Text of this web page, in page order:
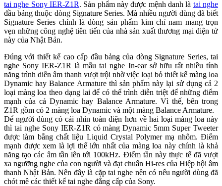
tai nghe Sony IER-Z1R. Sản phẩm này được mệnh danh là tai nghe
đầu bảng thuộc dòng Signature Series. Mà nhiều người dùng đã biết
Signature Series chính là dòng sản phẩm kim chỉ nam mang trọn
vẹn những công nghệ tiên tiến của nhà sản xuất thương mại điện tử
này của Nhật Bản.
Đúng với thiết kế cao cấp đầu bảng của dòng Signature Series, tai
nghe Sony IER-Z1R là mẫu tai nghe In-ear sở hữu rất nhiều tính
năng trình diễn âm thanh vượt trội nhờ việc loại bỏ thiết kế màng loa
Dynamic hay Balance Armature thì sản phẩm này lại sử dụng cả 2
loại màng loa theo dạng lai để có thể trình diễn triệt để những điểm
mạnh của cả Dynamic hay Balance Armature. Vì thế, bên trong
Z1R gồm có 2 màng loa Dynamic và một màng Balance Armature.
Để người dùng có cái nhìn toàn diện hơn về hai loại màng loa này
thì tai nghe Sony IER-Z1R có màng Dynamic 5mm Super Tweeter
được làm bằng chất liệu Liquid Crystal Polymer mạ nhôm. Điểm
mạnh được xem là lợi thế lớn nhất của màng loa này chính là khả
năng tạo các âm tần lên tới 100kHz. Điểm tần này thực tế đã vượt
xa ngưỡng nghe của con người và đạt chuẩn Hi-res của Hiệp hội âm
thanh Nhật Bản. Nên đây là cặp tai nghe nên có nếu người dùng đã
chót mê các thiết kế tai nghe đẳng cấp của Sony.